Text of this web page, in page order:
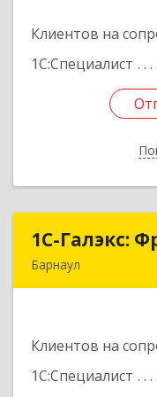
Клиентов на
1С:Специалист
1С-Галэкс:
Барнаул
Клиентов на
1С:Специалист
1С-